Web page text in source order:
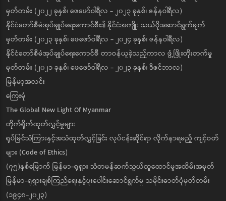
မှတ်တမ်း (၂၀၂၂ ခုနှစ်၊ ဖေဖော်ဝါရီလ - ၂၀၂၃ ခုနှစ်၊ ဇန်နဝါရီလ)
နိုင်ငံတော်စီမံအုပ်ချုပ်ရေးကောင်စီ၏ နိုင်ငံအကျိုး သယ်ပိုးဆောင်ရွက်ချက်
မှတ်တမ်း (၂၀၂၃ ခုနှစ်၊ ဖေဖော်ဝါရီလ - ၂၀၂၄ ခုနှစ်၊ ဇန်နဝါရီလ)
နိုင်ငံတော်စီမံအုပ်ချုပ်ရေးကောင်စီ တာဝန်ယူခဲ့သည့်ကာလ ဖွံ့ဖြိုးတိုးတက်မှု
မှတ်တမ်း (၂၀၂၁ ခုနှစ်၊ ဖေဖော်ဝါရီလ - ၂၀၂၃ ခုနှစ်၊ ဒီဇင်ဘာလ)
မြန်မာ့အလင်း
ကြေးမုံ
The Global New Light Of Myanmar
တိုက်ရိုက်ထုတ်လွှင့်မှုများ
ရုပ်မြင်သံကြားနှင့်အသံထုတ်လွှင့်ခြင်း လုပ်ငန်းဆိုင်ရာ လိုက်နာရမည့် ကျင့်ဝတ်
များ (Code of Ethics)
(၇၅)နှစ်မြောက် မြန်မာ-ရုရှား သံတမန်ဆက်သွယ်ထူထောင်မှုအထိမ်းအမှတ်
မြန်မာ-ရုရှားချစ်ကြည်ရေးနှင့်ပူးပေါင်းဆောင်ရွက်မှု သမိုင်းဓာတ်ပုံမှတ်တမ်း
(၁၉၄၈-၂၀၂၃)